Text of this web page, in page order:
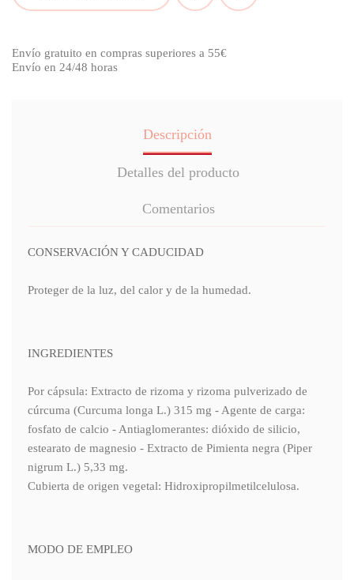
Envío gratuito en compras superiores a 55€
Envío en 24/48 horas
Descripción
Detalles del producto
Comentarios
CONSERVACIÓN Y CADUCIDAD
Proteger de la luz, del calor y de la humedad.
INGREDIENTES
Por cápsula: Extracto de rizoma y rizoma pulverizado de
cúrcuma (Curcuma longa L.) 315 mg - Agente de carga:
fosfato de calcio - Antiaglomerantes: dióxido de silicio,
estearato de magnesio - Extracto de Pimienta negra (Piper
nigrum L.) 5,33 mg.
Cubierta de origen vegetal: Hidroxipropilmetilcelulosa.
MODO DE EMPLEO